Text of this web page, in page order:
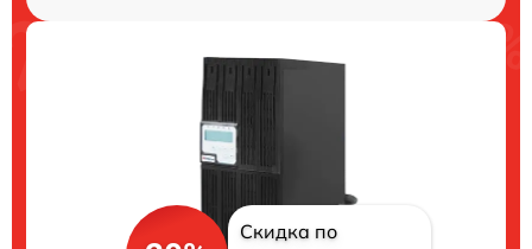
Скидка по